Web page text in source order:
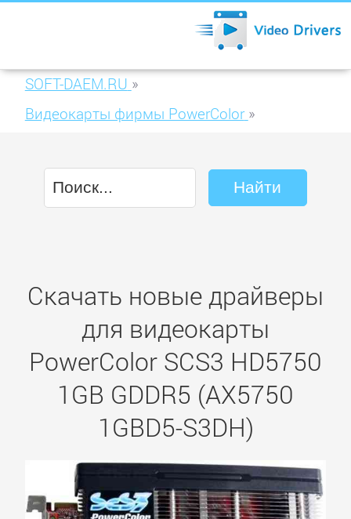
SOFT-DAEM.RU »
Видеокарты фирмы PowerColor »
(AX5750 1GBD5-S3DH)
Скачать новые драйверы
для видеокарты
PowerColor SCS3 HD5750
1GB GDDR5 (AX5750
1GBD5-S3DH)